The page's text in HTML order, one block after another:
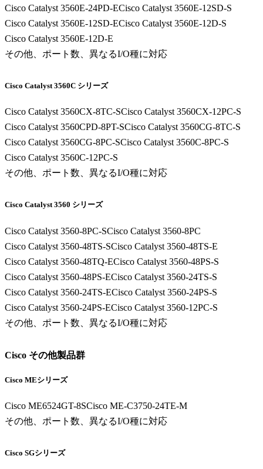
Cisco Catalyst 3560E-24PD-ECisco Catalyst 3560E-12SD-S
Cisco Catalyst 3560E-12SD-ECisco Catalyst 3560E-12D-S
Cisco Catalyst 3560E-12D-E
その他、ポート数、異なるI/O種に対応
Cisco Catalyst 3560C シリーズ
Cisco Catalyst 3560CX-8TC-SCisco Catalyst 3560CX-12PC-S
Cisco Catalyst 3560CPD-8PT-SCisco Catalyst 3560CG-8TC-S
Cisco Catalyst 3560CG-8PC-SCisco Catalyst 3560C-8PC-S
Cisco Catalyst 3560C-12PC-S
その他、ポート数、異なるI/O種に対応
Cisco Catalyst 3560 シリーズ
Cisco Catalyst 3560-8PC-SCisco Catalyst 3560-8PC
Cisco Catalyst 3560-48TS-SCisco Catalyst 3560-48TS-E
Cisco Catalyst 3560-48TQ-ECisco Catalyst 3560-48PS-S
Cisco Catalyst 3560-48PS-ECisco Catalyst 3560-24TS-S
Cisco Catalyst 3560-24TS-ECisco Catalyst 3560-24PS-S
Cisco Catalyst 3560-24PS-ECisco Catalyst 3560-12PC-S
その他、ポート数、異なるI/O種に対応
Cisco その他製品群
Cisco MEシリーズ
Cisco ME6524GT-8SCisco ME-C3750-24TE-M
その他、ポート数、異なるI/O種に対応
Cisco SGシリーズ